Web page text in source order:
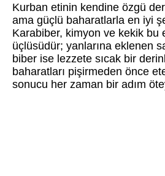
Kurban etinin kendine özgü
ama güçlü baharatlarla en iyi
Karabiber, kimyon ve kekik bu
üçlüsüdür; yanlarına eklenen
biber ise lezzete sıcak bir
baharatları pişirmeden önce
sonucu her zaman bir adım